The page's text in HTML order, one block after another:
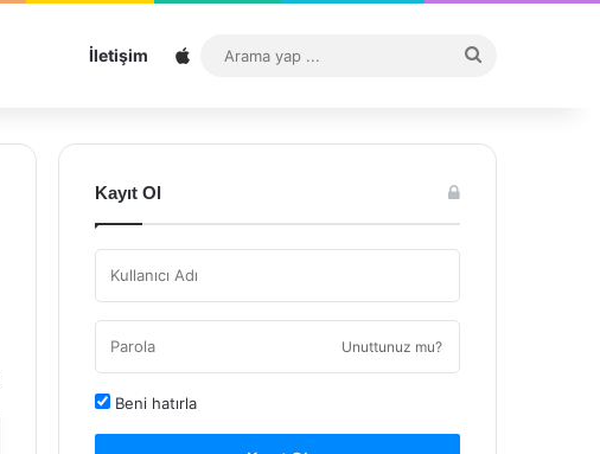
İletişim Sitemap
...
Kayıt Ol
Unuttunuz mu?
Beni hatırla